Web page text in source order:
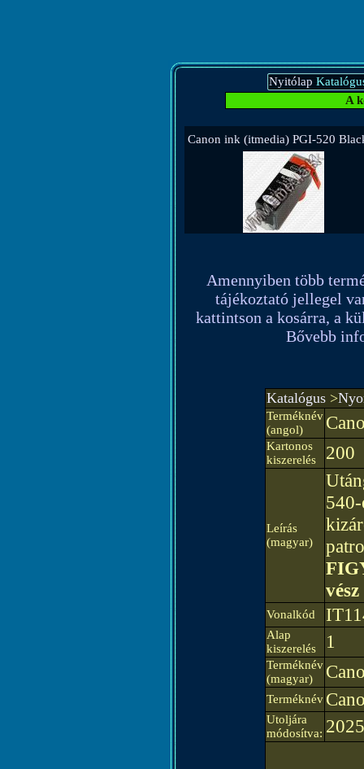
Nyitólap
A
Canon ink (itmedia) PGI-520
Amennyiben több
tájékoztató jellegel
kattintson a kosárra, a
Bővebb
Katalógus >
Terméknév
(angol)
Kartonos
kiszerelés
200
Leírás
(magyar)
Vonalkód
Alap
kiszerelés
1
Terméknév
(magyar)
Terméknév
Utoljára
módosítva: